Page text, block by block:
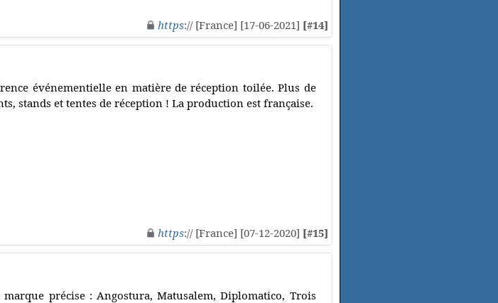
https:// [France] [17-06-2021] [#14]
événementielle en matière de réception toilée. Plus de
stands et tentes de réception ! La production est française.
https:// [France] [07-12-2020] [#15]
précise : Angostura, Matusalem, Diplomatico, Trois